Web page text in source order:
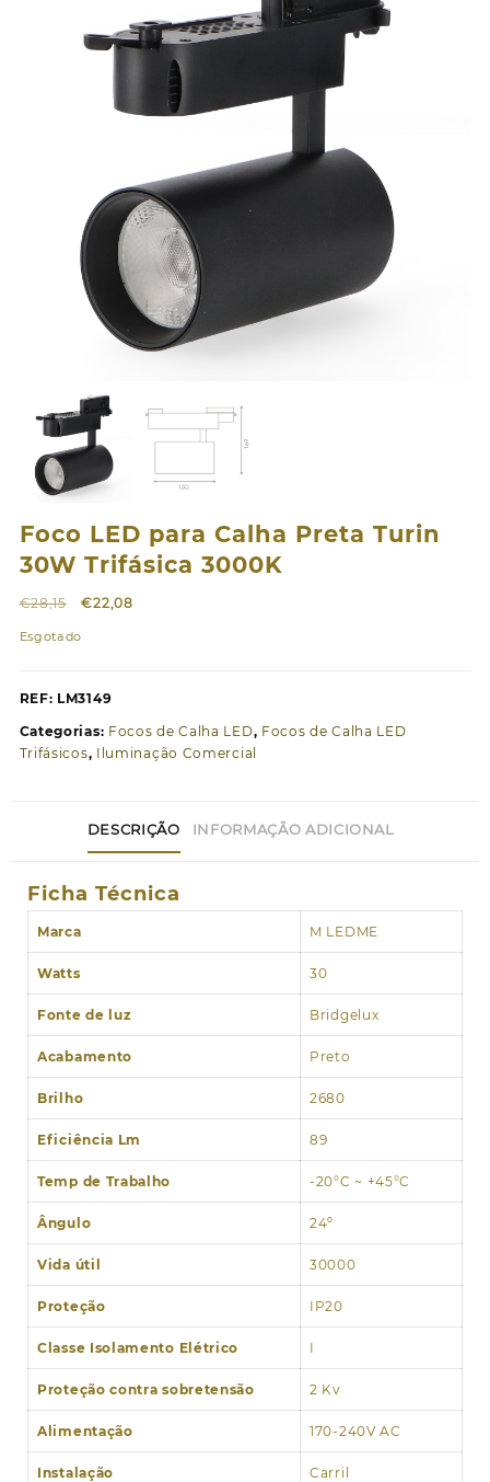
Foco LED para Calha Preta Turin
30W Trifásica 3000K
€28,15
O
€28,15.
€22,08O
Esgotado
REF: LM3149
Categorias: Focos de Calha LED, Focos de Calha LED
Trifásicos, Iluminação Comercial
DESCRIÇÃO INFORMAÇÃO ADICIONAL
Ficha Técnica
Marca M LEDME
Watts 30
Fonte de luz Bridgelux
Acabamento Preto
Brilho 2680
Eficiência Lm 89
Temp de Trabalho -20°C ~ +45°C
Ângulo 24º
Vida útil 30000
Proteção IP20
Classe Isolamento Elétrico I
Proteção contra sobretensão 2 Kv
Alimentação 170-240V AC
Instalação Carril